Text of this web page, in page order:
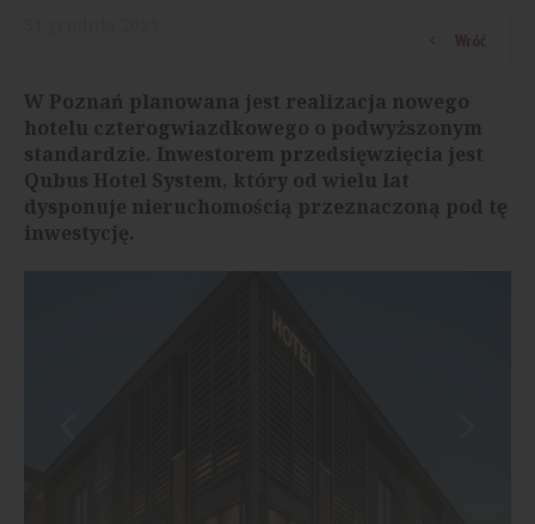
Wróć
W Poznań planowana jest realizacja nowego
hotelu czterogwiazdkowego o podwyższonym
standardzie. Inwestorem przedsięwzięcia jest
Qubus Hotel System, który od wielu lat
dysponuje nieruchomością przeznaczoną pod tę
inwestycję.